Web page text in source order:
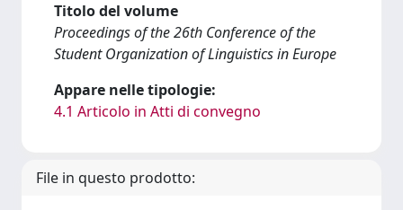
Titolo del volume
Proceedings of the 26th Conference of the
Student Organization of Linguistics in Europe
Appare nelle tipologie:
4.1 Articolo in Atti di convegno
File in questo prodotto: